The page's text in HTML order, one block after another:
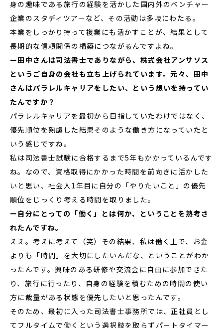
身の趣味である旅行の経験を活かした国内外のベンチャー
企業のスタディツアーなど、その活動は多岐にわたる。
本業をしっかり持って複業にも活かすことが、結果として
長期的な信頼関係の構築につながるんですよね。
ー田中さんは司法書士でありながら、株式会社アンサソス
というご自身の会社も立ち上げられています。元々、田中
さんはパラレルキャリアをしたい、という想いを持ってい
たんですか？
パラレルキャリアを最初から目指していたわけではなく、
優先順位を熟慮した結果そのような働き方になっていたと
いう感じですね。
私は司法書士試験に合格するまで5年もかかっているんです
ね。なので、資格取得にかかった時間を前向きに活かした
いと思い、社会人1年目に自分の「やりたいこと」の優先
順位をじっくり考える時間を取りました。
ー自分にとっての「働く」とは何か、ということを熟考さ
れたんですね。
ええ。考えに考えて（笑）その結果、私は働く上で、お金
よりも「時間」を大切にしたいんだな、ということがわか
ったんです。興味のある研修や交流会に自由に参加できた
り、旅行に行ったり、自身の経験を積むための時間の使い
方に裁量がある状態を優先したいと思ったんです。
そのため、最初に入った司法書士事務所では、正社員とし
てフルタイムで働くという選択肢を取らずパートタイマー